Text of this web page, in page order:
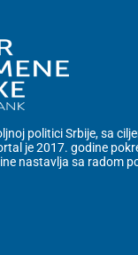
politici Srbije, sa
je 2017. godine
nastavlja sa radom